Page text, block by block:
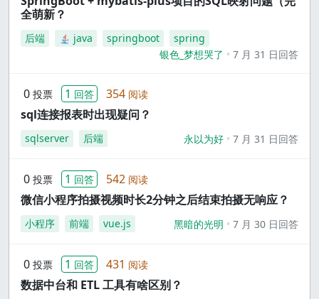
全萌新？
后端 java springboot
spring
银色_梦想哭了
7 月 31 日回答
0 投票 1 回答 354 阅读
sql连接报表时出现疑问？
sqlserver 后端 永以为好 7 月 31 日回答
0 投票 1 回答 542 阅读
微信小程序拍摄视频时长2分钟之后结束拍摄无响应？
小程序 前端 vue.js 黑暗的光明 7 月 30 日回答
0 投票 1 回答 431 阅读
数据中台和 ETL 工具有啥区别？